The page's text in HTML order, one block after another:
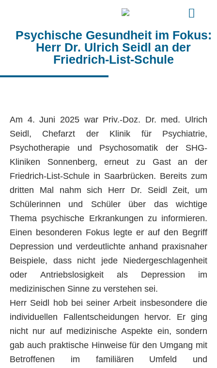
Psychische Gesundheit im Fokus:
Herr Dr. Ulrich Seidl an der
Friedrich-List-Schule
Am 4. Juni 2025 war Priv.-Doz. Dr. med. Ulrich
Seidl, Chefarzt der Klinik für Psychiatrie,
Psychotherapie und Psychosomatik der SHG-
Kliniken Sonnenberg, erneut zu Gast an der
Friedrich-List-Schule in Saarbrücken. Bereits zum
dritten Mal nahm sich Herr Dr. Seidl Zeit, um
Schülerinnen und Schüler über das wichtige
Thema psychische Erkrankungen zu informieren.
Einen besonderen Fokus legte er auf den Begriff
Depression und verdeutlichte anhand praxisnaher
Beispiele, dass nicht jede Niedergeschlagenheit
oder Antriebslosigkeit als Depression im
medizinischen Sinne zu verstehen sei.
Herr Seidl hob bei seiner Arbeit insbesondere die
individuellen Fallentscheidungen hervor. Er ging
nicht nur auf medizinische Aspekte ein, sondern
gab auch praktische Hinweise für den Umgang mit
Betroffenen im familiären Umfeld und